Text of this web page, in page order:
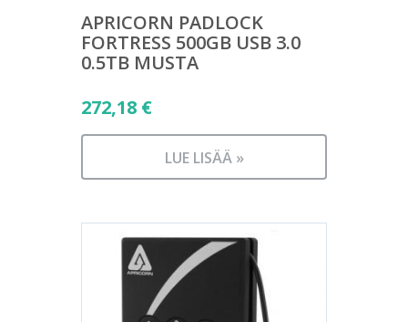
APRICORN PADLOCK
FORTRESS 500GB USB 3.0
0.5TB MUSTA
272,18 €
LUE LISÄÄ »